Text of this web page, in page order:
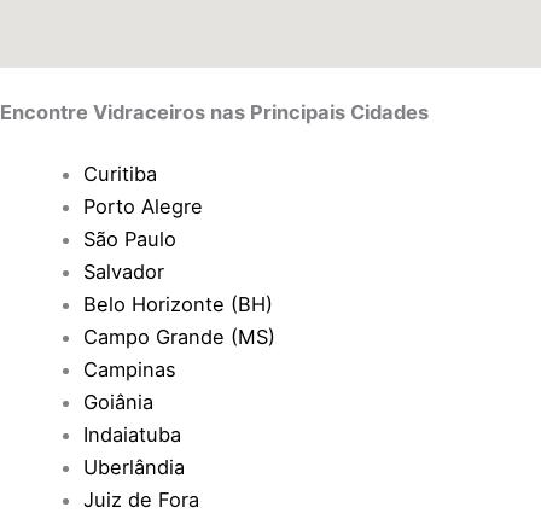
Encontre Vidraceiros nas Principais Cidades
Curitiba
Porto Alegre
São Paulo
Salvador
Belo Horizonte (BH)
Campo Grande (MS)
Campinas
Goiânia
Indaiatuba
Uberlândia
Juiz de Fora